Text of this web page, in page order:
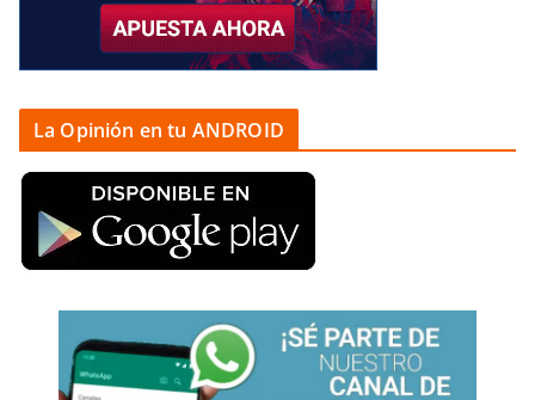
La Opinión en tu ANDROID